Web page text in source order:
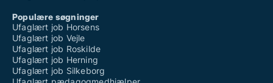
Populære søgninger
Ufaglært job Horsens
Ufaglært job Vejle
Ufaglært job Roskilde
Ufaglært job Herning
Ufaglært job Silkeborg